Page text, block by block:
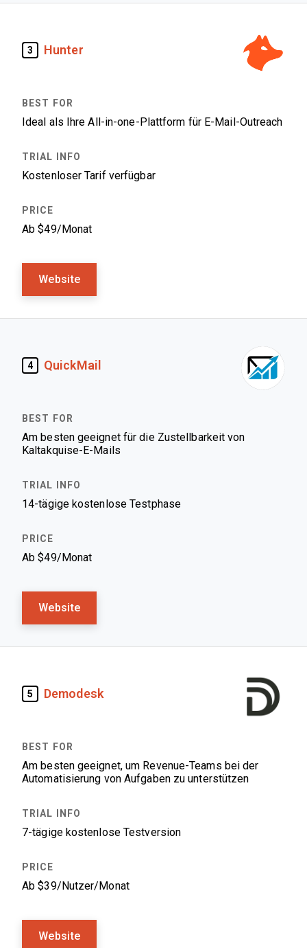
3 Hunter
Ideal als Ihre All-in-one-Plattform für E-Mail-Outreach
Kostenloser Tarif verfügbar
Ab $49/Monat
Website
4 QuickMail
Am besten geeignet für die Zustellbarkeit von
Kaltakquise-E-Mails
14-tägige kostenlose Testphase
Ab $49/Monat
Website
5 Demodesk
Am besten geeignet, um Revenue-Teams bei der
Automatisierung von Aufgaben zu unterstützen
7-tägige kostenlose Testversion
Ab $39/Nutzer/Monat
Website